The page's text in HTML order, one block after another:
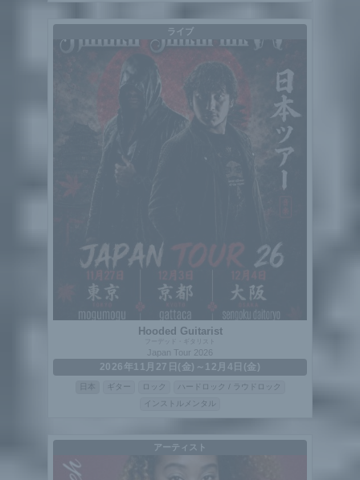
ライブ
Hooded Guitarist
フーデッド・ギタリスト
Japan Tour 2026
2026年11月27日(金)～12月4日(金)
ギター ロック
ハードロック / ラウドロック
インストルメンタル
アーティスト